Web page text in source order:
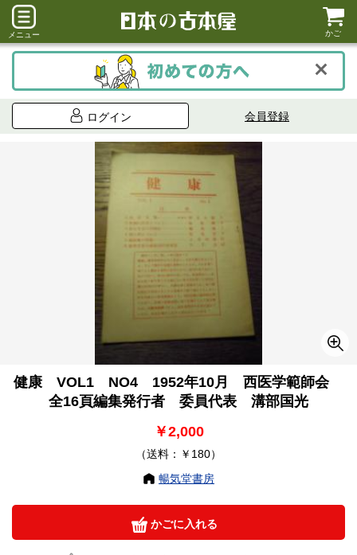
メニュー かご
ログイン 会員登録
健康 VOL1 NO4 1952年10月 西医学範師会
全16頁編集発行者 委員代表 溝部国光
￥2,000
（送料：￥180）
暢気堂書房
かごに入れる